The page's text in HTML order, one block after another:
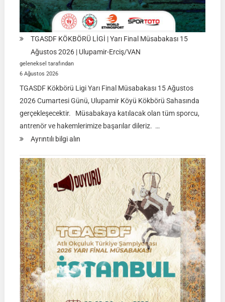
TGASDF KÖKBÖRÜ LİGİ | Yarı Final Müsabakası 15
Ağustos 2026 | Ulupamir-Erciş/VAN
geleneksel tarafından
6 Ağustos 2026
TGASDF Kökbörü Ligi Yarı Final Müsabakası 15 Ağustos
2026 Cumartesi Günü, Ulupamir Köyü Kökbörü Sahasında
gerçekleşecektir. Müsabakaya katılacak olan tüm sporcu,
antrenör ve hakemlerimize başarılar dileriz. …
Ayrıntılı bilgi alın:
KÖKBÖRÜ
LİGİ
|
Yarı
Final
Müsabakası
15
Ağustos
2026
|
Ulupamir-